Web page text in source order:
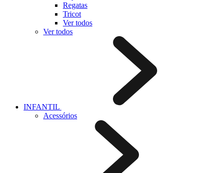
Regatas
Tricot
Ver todos
Ver todos
INFANTIL
Acessórios